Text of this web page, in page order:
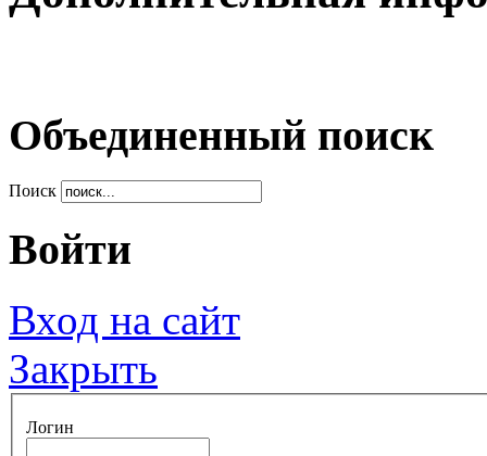
Объединенный поиск
Поиск
Войти
Вход на сайт
Закрыть
Логин